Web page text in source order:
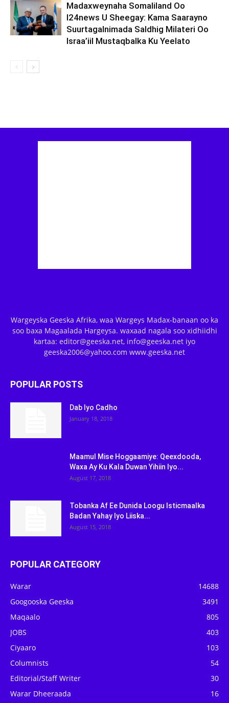
Madaxweynaha Somaliland Oo
I24news U Sheegay: Kama Saarayno
Suurtagalnimada Saldhig Milateri Oo
Israa’iil Mustaqbalka Ku Yeelato
Wargeyska Geeska Afrika, waa Wargeys Madax-banaan oo ka
soo baxa Magaalada Hargeysa. waxaad nagala soo xidhiidhi
kartaa: editor@geeska.net, info@geeska.net iyo
geeska2006@yahoo.com www.geeska.net
POPULAR POSTS
Dab Iyo Cadho
January 18, 2018
Maamul Mise Hoggaamiye: Qeexdooda,
Waxa Ay Ku Kala Duwan Yihiin Iyo...
August 17, 2018
Tobanka Af Ee Dunida Loogu Isticmaalka
Badan Yahay Iyo Liiska...
August 15, 2018
POPULAR CATEGORY
Warar
14688
Googooska Geeska
3491
Maqaalo
805
JOBS
403
Ciyaaro
103
Columnists
54
Editorial/Staff Writer
30
Warar Dheeraada
16